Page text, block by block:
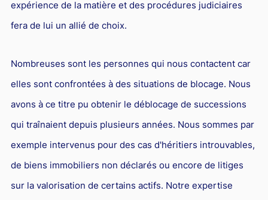
expérience de la matière et des procédures judiciaires
fera de lui un allié de choix.
Nombreuses sont les personnes qui nous contactent car
elles sont confrontées à des situations de blocage. Nous
avons à ce titre pu obtenir le déblocage de successions
qui traînaient depuis plusieurs années. Nous sommes par
exemple intervenus pour des cas d'héritiers introuvables,
de biens immobiliers non déclarés ou encore de litiges
sur la valorisation de certains actifs. Notre expertise